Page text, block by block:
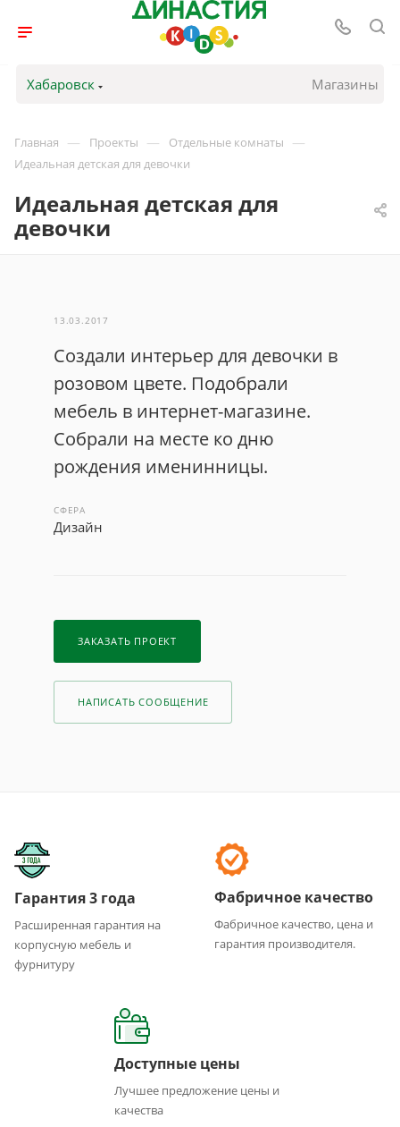
Хабаровск Магазины
Главная — Проекты — Отдельные комнаты —
Идеальная детская для девочки
Идеальная детская для
девочки
13.03.2017
Создали интерьер для девочки в
розовом цвете. Подобрали
мебель в интернет-магазине.
Собрали на месте ко дню
рождения именинницы.
СФЕРА
Дизайн
ЗАКАЗАТЬ ПРОЕКТ
НАПИСАТЬ СООБЩЕНИЕ
Гарантия 3 года
Расширенная гарантия на
корпусную мебель и
фурнитуру
Фабричное качество
Фабричное качество, цена и
гарантия производителя.
Доступные цены
Лучшее предложение цены и
качества